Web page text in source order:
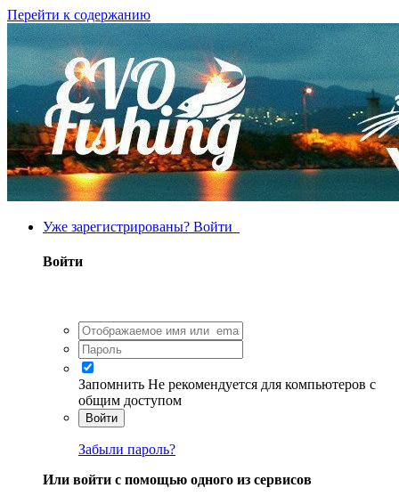
Перейти к содержанию
Уже зарегистрированы? Войти
Войти
Запомнить Не рекомендуется для компьютеров с
общим доступом
Войти
Забыли пароль?
Или войти с помощью одного из сервисов